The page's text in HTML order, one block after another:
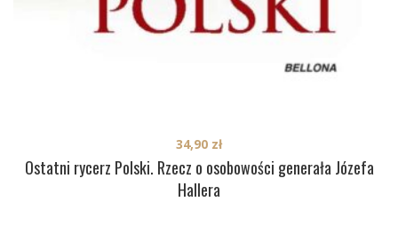
Ostatni rycerz Polski. Rzecz o osobowości generała Józefa
Hallera
34,90 zł